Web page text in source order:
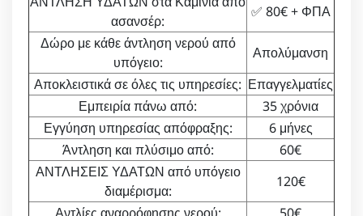
ασανσέρ:
✅ 80€ + ΦΠΑ
Δώρο με κάθε άντληση νερού από
υπόγειο:
Απολύμανση
Αποκλειστικά σε όλες τις υπηρεσίες: Επαγγελματίες
Εμπειρία πάνω από:
35 χρόνια
Εγγύηση υπηρεσίας απόφραξης:
6 μήνες
Άντληση και πλύσιμο από:
60€
ΑΝΤΛΗΣΕΙΣ ΥΔΑΤΩΝ από υπόγειο
διαμέρισμα:
120€